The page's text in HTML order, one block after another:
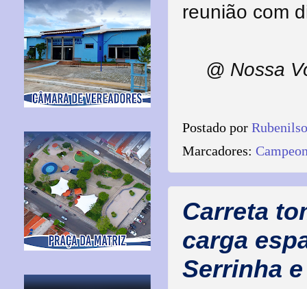
reunião com
@ Nossa
Postado por
Marcadores:
Carreta
carga
Serrinha